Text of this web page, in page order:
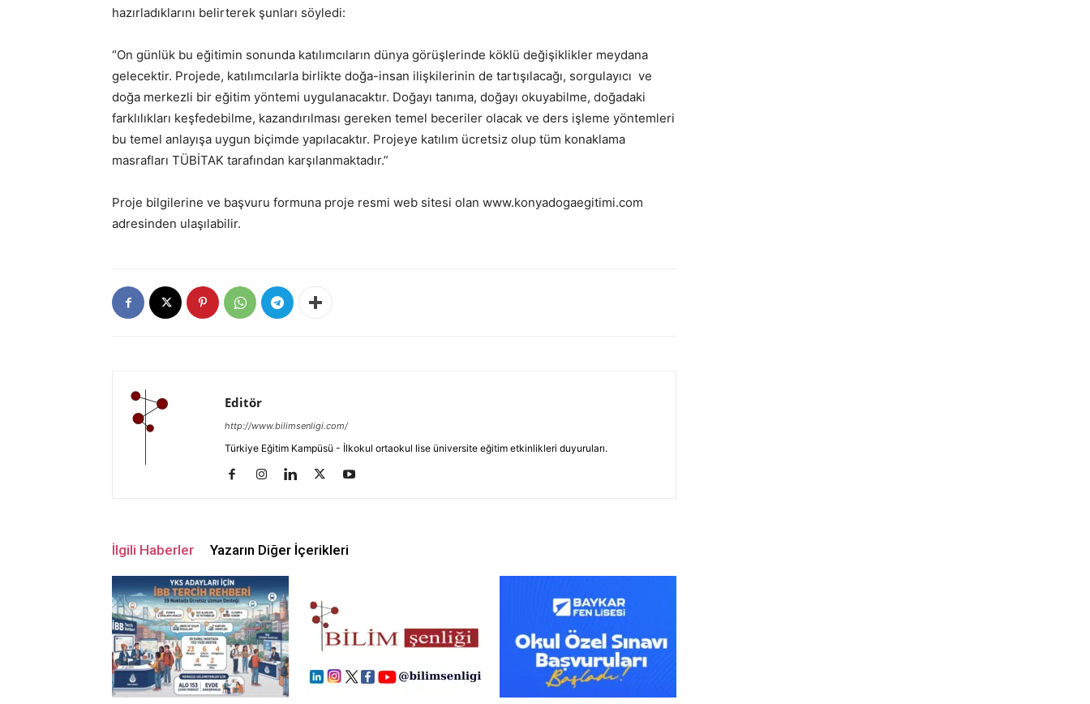
hazırladıklarını belirterek şunları söyledi:
“On günlük bu eğitimin sonunda katılımcıların dünya görüşlerinde köklü değişiklikler meydana
gelecektir. Projede, katılımcılarla birlikte doğa-insan ilişkilerinin de tartışılacağı, sorgulayıcı ve
doğa merkezli bir eğitim yöntemi uygulanacaktır. Doğayı tanıma, doğayı okuyabilme, doğadaki
farklılıkları keşfedebilme, kazandırılması gereken temel beceriler olacak ve ders işleme yöntemleri
bu temel anlayışa uygun biçimde yapılacaktır. Projeye katılım ücretsiz olup tüm konaklama
masrafları TÜBİTAK tarafından karşılanmaktadır.”
Proje bilgilerine ve başvuru formuna proje resmi web sitesi olan www.konyadogaegitimi.com
adresinden ulaşılabilir.
Editör
http://www.bilimsenligi.com/
Türkiye Eğitim Kampüsü - İlkokul ortaokul lise üniversite eğitim etkinlikleri duyuruları.
İlgili Haberler Yazarın Diğer İçerikleri